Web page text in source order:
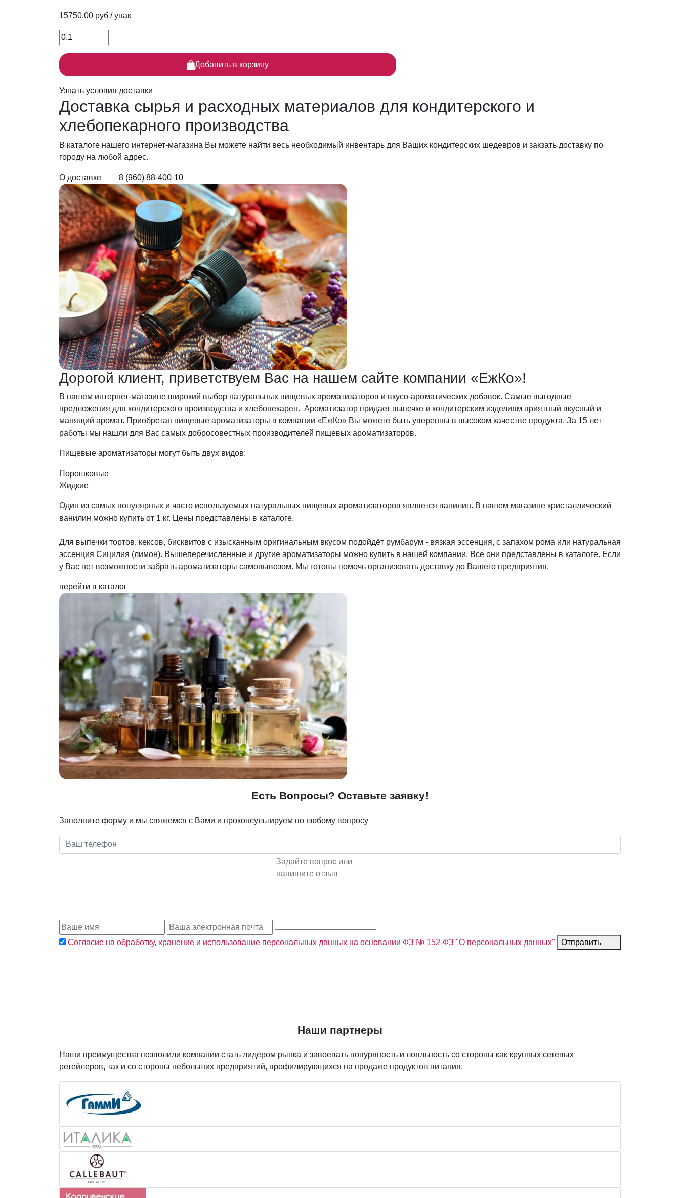
15750.00 руб / упак
Добавить в корзину
Узнать условия доставки
Доставка сырья и расходных материалов для кондитерского и
хлебопекарного производства
В каталоге нашего интернет-магазина Вы можете найти весь необходимый инвентарь для Ваших кондитерских шедевров и закзать доставку по
городу на любой адрес.
О доставке 8 (960) 88-400-10
Дорогой клиент, приветствуем Вас на нашем сайте компании «ЕжКо»!
В нашем интернет-магазине широкий выбор натуральных пищевых ароматизаторов и вкусо-ароматических добавок. Самые выгодные
предложения для кондитерского производства и хлебопекарен. Ароматизатор придает выпечке и кондитерским изделиям приятный вкусный и
манящий аромат. Приобретая пищевые ароматизаторы в компании «ЕжКо» Вы можете быть уверенны в высоком качестве продукта. За 15 лет
работы мы нашли для Вас самых добросовестных производителей пищевых ароматизаторов.
Пищевые ароматизаторы могут быть двух видов:
Порошковые
Жидкие
Один из самых популярных и часто используемых натуральных пищевых ароматизаторов является ванилин. В нашем магазине кристаллический
ванилин можно купить от 1 кг. Цены представлены в каталоге.
Для выпечки тортов, кексов, бисквитов с изысканным оригинальным вкусом подойдёт румбарум - вязкая эссенция, с запахом рома или натуральная
эссенция Сицилия (лимон). Вышеперечисленные и другие ароматизаторы можно купить в нашей компании. Все они представлены в каталоге. Если
у Вас нет возможности забрать ароматизаторы самовывозом. Мы готовы помочь организовать доставку до Вашего предприятия.
перейти в каталог
Есть Вопросы? Оставьте заявку!
Заполните форму и мы свяжемся с Вами и проконсультируем по любому вопросу
Согласие на обработку, хранение и использование персональных данных на основании ФЗ № 152-ФЗ "О персональных данных" Отправить
Наши партнеры
Наши преимущества позволили компании стать лидером рынка и завоевать попуряность и лояльность со стороны как крупных сетевых
ретейлеров, так и со стороны небольших предприятий, профилирующихся на продаже продуктов питания.